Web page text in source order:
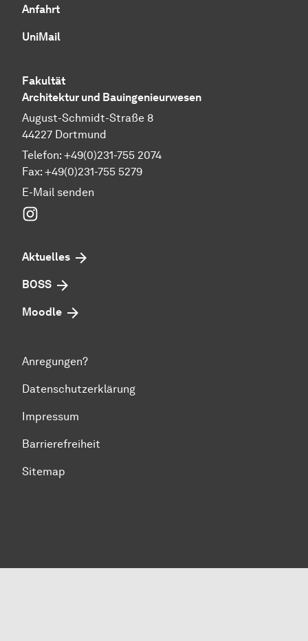
Anfahrt
UniMail
Fakultät
Architektur und Bauingenieurwesen
August-Schmidt-Straße 8
44227 Dortmund
Telefon: +49(0)231-755 2074
Fax: +49(0)231-755 5279
E-Mail senden
Aktuelles
BOSS
Moodle
Anregungen?
Datenschutzerklärung
Impressum
Barrierefreiheit
Sitemap